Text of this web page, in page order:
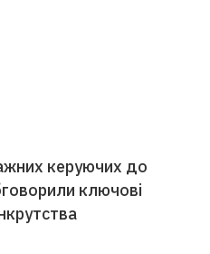
керуючих до
ключові